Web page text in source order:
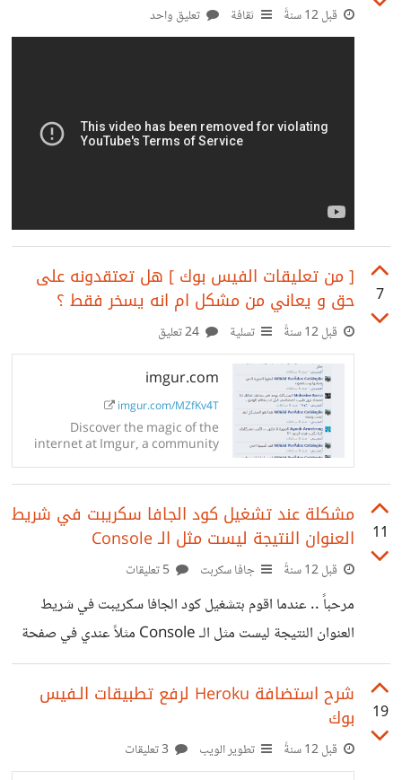
الهاتف و البريد الالكتروني و الموقع .. إلخ بتصميمي الخاص. *
مثال#2: انشاء غلاف لصفحة فيس بوك و ليكن مثلاً صفحة
قبل 12 سنةً ثقافة تعليق واحد
7
[ من تعليقات الفيس بوك ] هل تعتقدونه على
حق و يعاني من مشكل ام انه يسخر فقط ؟
قبل 12 سنةً تسلية
imgur.com
imgur.com/MZfKv4T
Discover the magic of the
internet at Imgur, a community
entertaining gifs, inspiring
stories, viral videos, and so much
more from users. 11
مشكلة عند تشغيل كود الجافا سكريبت في شريط
العنوان النتيجة ليست مثل الـ Console
قبل 12 سنةً جافا سكربت
مرحباً .. عندما اقوم بتشغيل كود الجافا سكريبت في شريط
العنوان النتيجة ليست مثل الـ Console مثلاً عندي في صفحة
الـ HTML : عندما اقوم بفتح الـ console في متصفح جوجل-
كروم او فايرفوكس و اضع الكود التالي :
document.getElementById('textareaaa').value =
19
شرح استضافة Heroku لرفع تطبيقات الـفيس
بوك
قبل 12 سنةً تطوير الويب